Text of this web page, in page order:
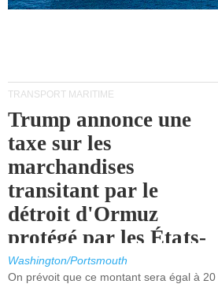
TRANSPORT MARITIME
Trump annonce une
taxe sur les
marchandises
transitant par le
détroit d'Ormuz
protégé par les États-
Unis.
Washington/Portsmouth
On prévoit que ce montant sera égal à 20